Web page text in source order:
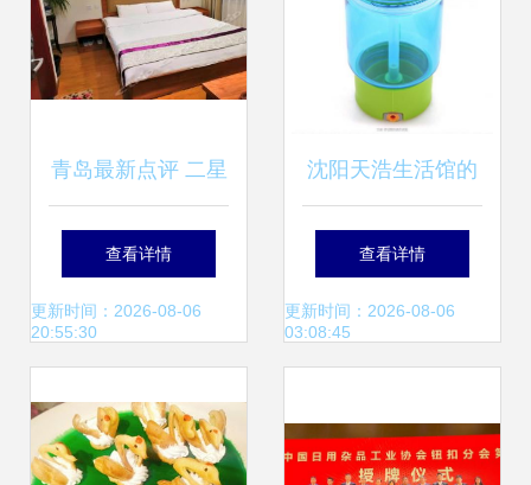
青岛最新点评 二星
级酒店性价比排行
榜
查看详情
更新时间：2026-08-06
20:55:30
沈阳天浩生活馆的
相册 柠檬杯3的清
新记忆
查看详情
更新时间：2026-08-06
03:08:45